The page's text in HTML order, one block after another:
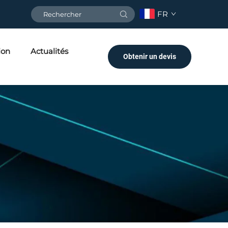
FR
Actualités
Obtenir un devis